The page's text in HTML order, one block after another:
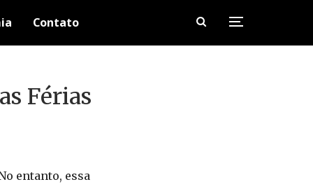
Contato
Férias
entanto, essa